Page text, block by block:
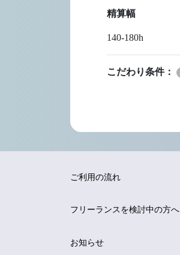
精算幅
140-180h
こだわり条件：
ご利用の流れ
フリーランスを検討中の方へ
お知らせ